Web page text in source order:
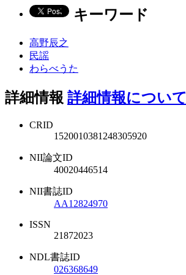
キーワード
高野辰之
民謡
わらべうた
詳細情報 詳細情報について
CRID
1520010381248305920
NII論文ID
40020446514
NII書誌ID
AA12824970
ISSN
21872023
NDL書誌ID
026368649